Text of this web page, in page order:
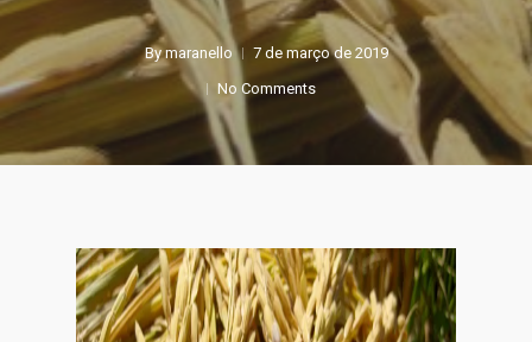
By maranello
7 de março de 2019
No Comments